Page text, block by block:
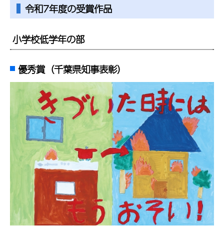
令和7年度の受賞作品
小学校低学年の部
優秀賞（千葉県知事表彰）